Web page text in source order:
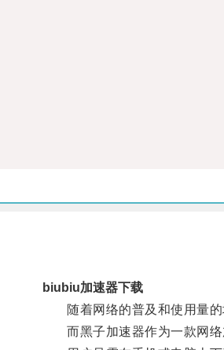
biubiu加速器下载
随着网络的普及和使用量的
而黑子加速器作为一款网络